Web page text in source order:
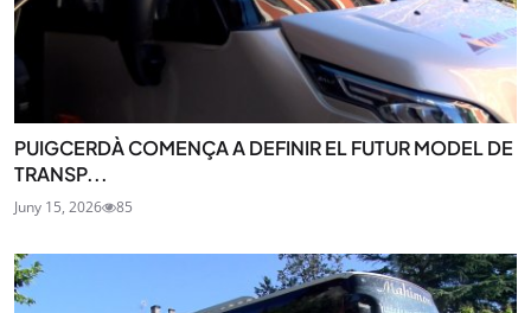
PUIGCERDÀ COMENÇA A DEFINIR EL FUTUR MODEL DE
TRANSP...
Juny 15, 2026 85